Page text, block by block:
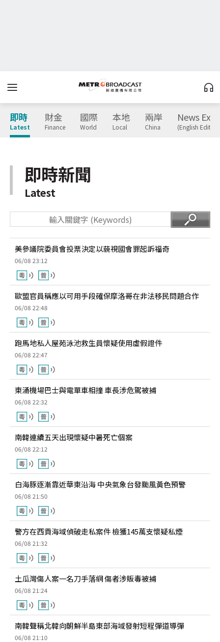
即時
Latest
財金
Finance
國際
World
本地
Local
兩岸
China
News
(English
即時新聞
Latest
美參議院委員會投票決定以藐視國會罪起訴福奇
06/08 23:12
歐盟官員稱應以可用手段確保摩洛哥在非法移民問題合作
06/08 22:48
跑馬地私人屋苑泳池救生員懷疑使用虛假證件
06/08 22:47
東涌機場巴士與電單車相撞 車長涉危駕被捕
06/08 22:32
南韓連續五天出現懷疑中暑死亡個案
06/08 22:12
白海豚逐漸靠近華東沿海 中央氣象台發颱風黃色預警
06/08 21:50
警方在西貢海域偵破走私案件 檢獲145萬支懷疑私煙
06/08 21:32
土瓜灣傷人案一名刀手落網 傷者涉販毒被捕
06/08 21:24
南韓聲稱北韓向朝鮮半島東部海域發射短程彈道導彈
06/08 21:10